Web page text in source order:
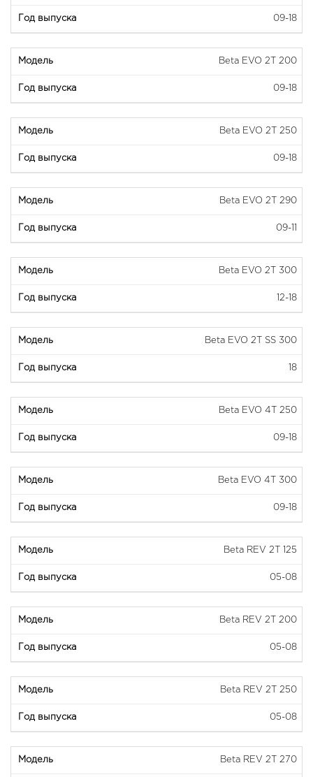
09-18
Beta EVO 2T 200
09-18
Beta EVO 2T 250
09-18
Beta EVO 2T 290
09-11
Beta EVO 2T 300
12-18
Beta EVO 2T SS 300
18
Beta EVO 4T 250
09-18
Beta EVO 4T 300
09-18
Beta REV 2T 125
05-08
Beta REV 2T 200
05-08
Beta REV 2T 250
05-08
Beta REV 2T 270